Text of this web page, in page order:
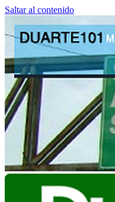
Saltar al contenido